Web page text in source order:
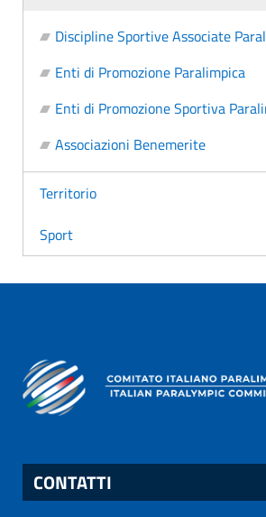
Discipline Sportive Associate
Enti di Promozione Paralimpica
Enti di Promozione Sportiva
Associazioni Benemerite
Territorio
Sport
CONTATTI